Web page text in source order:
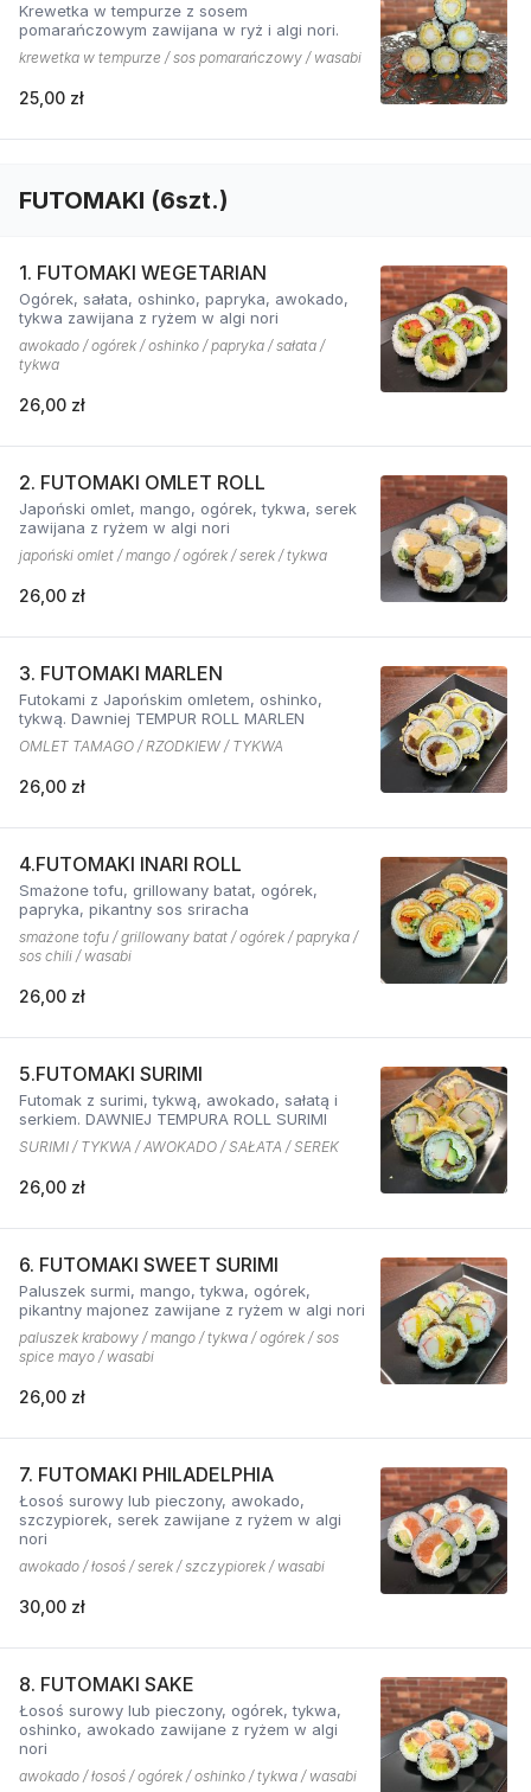
Krewetka w tempurze z sosem
pomarańczowym zawijana w ryż i algi nori.
krewetka w tempurze / sos pomarańczowy / wasabi
25,00 zł
FUTOMAKI (6szt.)
1. FUTOMAKI WEGETARIAN
Ogórek, sałata, oshinko, papryka, awokado,
tykwa zawijana z ryżem w algi nori
awokado / ogórek / oshinko / papryka / sałata /
tykwa
26,00 zł
2. FUTOMAKI OMLET ROLL
Japoński omlet, mango, ogórek, tykwa, serek
zawijana z ryżem w algi nori
japoński omlet / mango / ogórek / serek / tykwa
26,00 zł
3. FUTOMAKI MARLEN
Futokami z Japońskim omletem, oshinko,
tykwą. Dawniej TEMPUR ROLL MARLEN
OMLET TAMAGO / RZODKIEW / TYKWA
26,00 zł
4.FUTOMAKI INARI ROLL
Smażone tofu, grillowany batat, ogórek,
papryka, pikantny sos sriracha
smażone tofu / grillowany batat / ogórek / papryka /
sos chili / wasabi
26,00 zł
5.FUTOMAKI SURIMI
Futomak z surimi, tykwą, awokado, sałatą i
serkiem. DAWNIEJ TEMPURA ROLL SURIMI
SURIMI / TYKWA / AWOKADO / SAŁATA / SEREK
26,00 zł
6. FUTOMAKI SWEET SURIMI
Paluszek surmi, mango, tykwa, ogórek,
pikantny majonez zawijane z ryżem w algi nori
paluszek krabowy / mango / tykwa / ogórek / sos
spice mayo / wasabi
26,00 zł
7. FUTOMAKI PHILADELPHIA
Łosoś surowy lub pieczony, awokado,
szczypiorek, serek zawijane z ryżem w algi
nori
awokado / łosoś / serek / szczypiorek / wasabi
30,00 zł
8. FUTOMAKI SAKE
Łosoś surowy lub pieczony, ogórek, tykwa,
oshinko, awokado zawijane z ryżem w algi
nori
awokado / łosoś / ogórek / oshinko / tykwa / wasabi